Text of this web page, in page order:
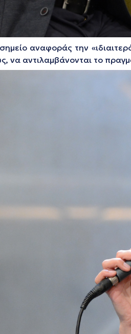
αναφοράς την
να αντιλαμβάνονται το